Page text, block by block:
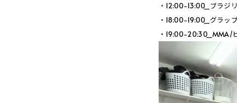
・12:00-13:00_ブラジ
・18:00-19:00_グラッ
・19:00-20:30_MMA/